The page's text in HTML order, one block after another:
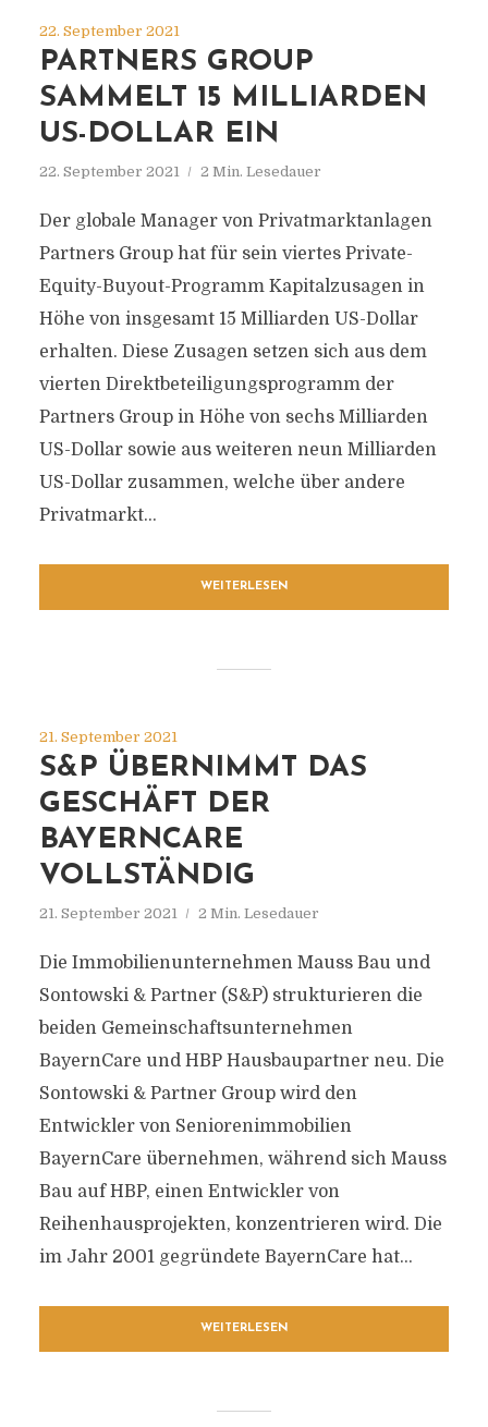
22. September 2021
PARTNERS GROUP
SAMMELT 15 MILLIARDEN
US-DOLLAR EIN
22. September 2021 2 Min. Lesedauer
Der globale Manager von Privatmarktanlagen
Partners Group hat für sein viertes Private-
Equity-Buyout-Programm Kapitalzusagen in
Höhe von insgesamt 15 Milliarden US-Dollar
erhalten. Diese Zusagen setzen sich aus dem
vierten Direktbeteiligungsprogramm der
Partners Group in Höhe von sechs Milliarden
US-Dollar sowie aus weiteren neun Milliarden
US-Dollar zusammen, welche über andere
Privatmarkt...
WEITERLESEN
21. September 2021
S&P ÜBERNIMMT DAS
GESCHÄFT DER
BAYERNCARE
VOLLSTÄNDIG
21. September 2021 2 Min. Lesedauer
Die Immobilienunternehmen Mauss Bau und
Sontowski & Partner (S&P) strukturieren die
beiden Gemeinschaftsunternehmen
BayernCare und HBP Hausbaupartner neu. Die
Sontowski & Partner Group wird den
Entwickler von Seniorenimmobilien
BayernCare übernehmen, während sich Mauss
Bau auf HBP, einen Entwickler von
Reihenhausprojekten, konzentrieren wird. Die
im Jahr 2001 gegründete BayernCare hat...
WEITERLESEN